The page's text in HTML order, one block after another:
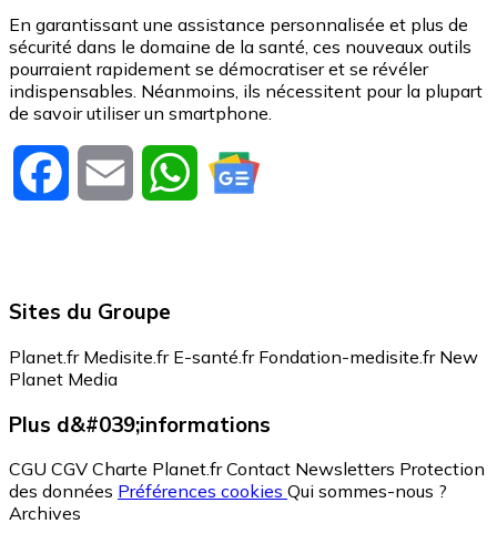
En garantissant une assistance personnalisée et plus de
sécurité dans le domaine de la santé, ces nouveaux outils
pourraient rapidement se démocratiser et se révéler
indispensables. Néanmoins, ils nécessitent pour la plupart
de savoir utiliser un smartphone.
Facebook Email WhatsApp
Sites du Groupe
Planet.fr Medisite.fr E-santé.fr Fondation-medisite.fr New
Planet Media
Plus d&#039;informations
CGU CGV Charte Planet.fr Contact Newsletters Protection
des données Préférences cookies Qui sommes-nous ?
Archives